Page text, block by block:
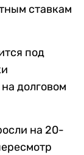
ставкам
под
долговом
на 20-